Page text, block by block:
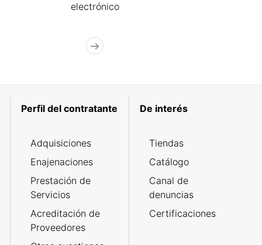
electrónico
Perfil del contratante
Adquisiciones
Enajenaciones
Prestación de
Servicios
Acreditación de
Proveedores
De interés
Tiendas
Catálogo
Canal de
denuncias
Certificaciones